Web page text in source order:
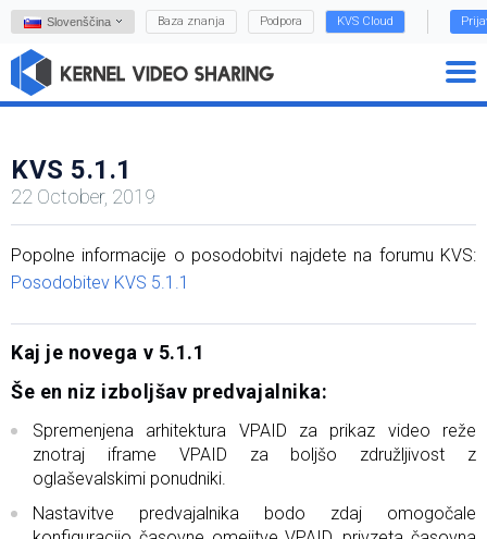
Slovenščina Baza znanja Podpora KVS Cloud
KVS 5.1.1
22 October, 2019
Popolne informacije o posodobitvi najdete na forumu KVS:
Posodobitev KVS 5.1.1
Kaj je novega v 5.1.1
Še en niz izboljšav predvajalnika:
Spremenjena arhitektura VPAID za prikaz video reže
znotraj iframe VPAID za boljšo združljivost z
oglaševalskimi ponudniki.
Nastavitve predvajalnika bodo zdaj omogočale